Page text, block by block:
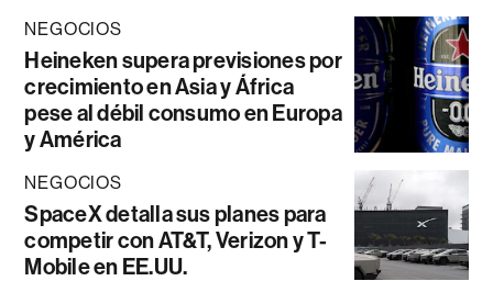
NEGOCIOS
Heineken supera previsiones por
crecimiento en Asia y África
pese al débil consumo en Europa
y América
NEGOCIOS
SpaceX detalla sus planes para
competir con AT&T, Verizon y T-
Mobile en EE.UU.